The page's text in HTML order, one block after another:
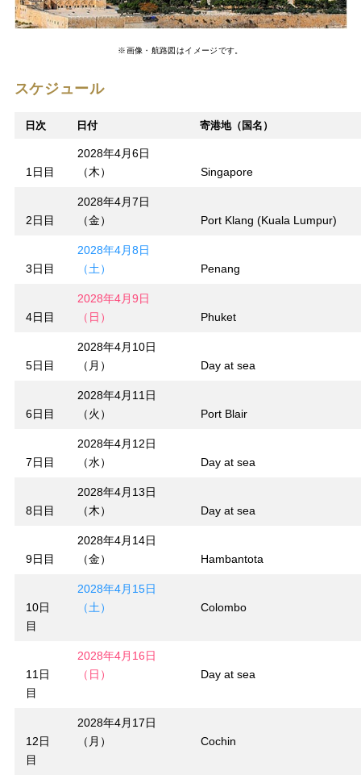
※画像・航路図はイメージです。
スケジュール
日次 日付 寄港地（国名）
1日目
2028年4月6日
（木）
Singapore
2日目
2028年4月7日
（金）
Port Klang (Kuala Lumpur)
3日目
2028年4月8日
（土）
Penang
4日目
2028年4月9日
（日）
Phuket
5日目
2028年4月10日
（月）
Day at sea
6日目
2028年4月11日
（火）
Port Blair
7日目
2028年4月12日
（水）
Day at sea
8日目
2028年4月13日
（木）
Day at sea
9日目
2028年4月14日
（金）
Hambantota
10日
目
2028年4月15日
（土）
Colombo
11日
目
2028年4月16日
（日）
Day at sea
12日
目
2028年4月17日
（月）
Cochin